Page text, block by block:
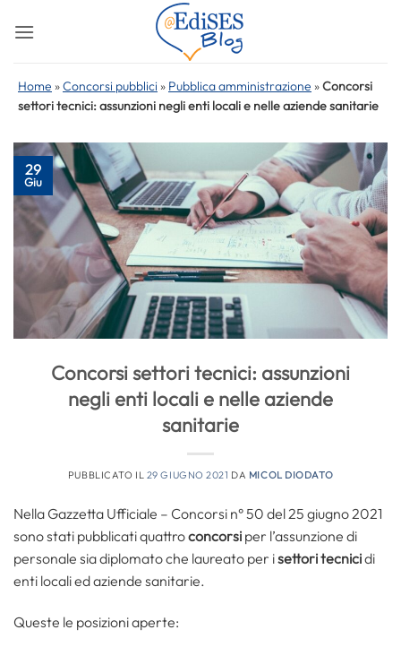
Home »Concorsi pubblici » Pubblica amministrazione »Concorsi
settori tecnici: assunzioni negli enti locali e nelle aziende sanitarie
29
Giu
Concorsi settori tecnici: assunzioni
negli enti locali e nelle aziende
sanitarie
PUBBLICATO IL 29 GIUGNO 2021 DA MICOL DIODATO
Nella Gazzetta Ufficiale – Concorsi n° 50 del 25 giugno 2021
sono stati pubblicati quattroconcorsi per l’assunzione di
personale sia diplomato che laureato per isettori tecnicidi
enti locali ed aziende sanitarie.
Queste le posizioni aperte: